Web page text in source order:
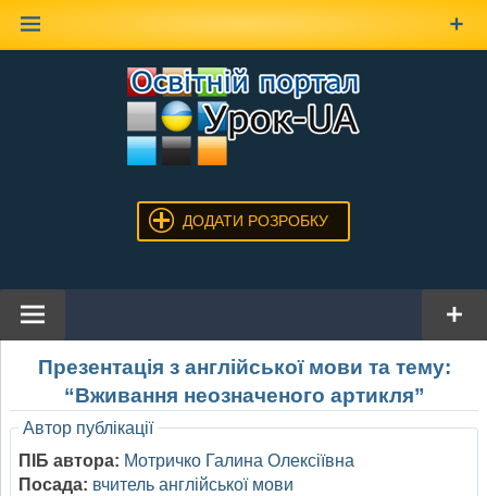
ДОДАТИ РОЗРОБКУ
Презентація з англійської мови та тему:
“Вживання неозначеного артикля”
Автор публікації
ПІБ автора: Мотричко Галина Олексіївна
Посада: вчитель англійської мови